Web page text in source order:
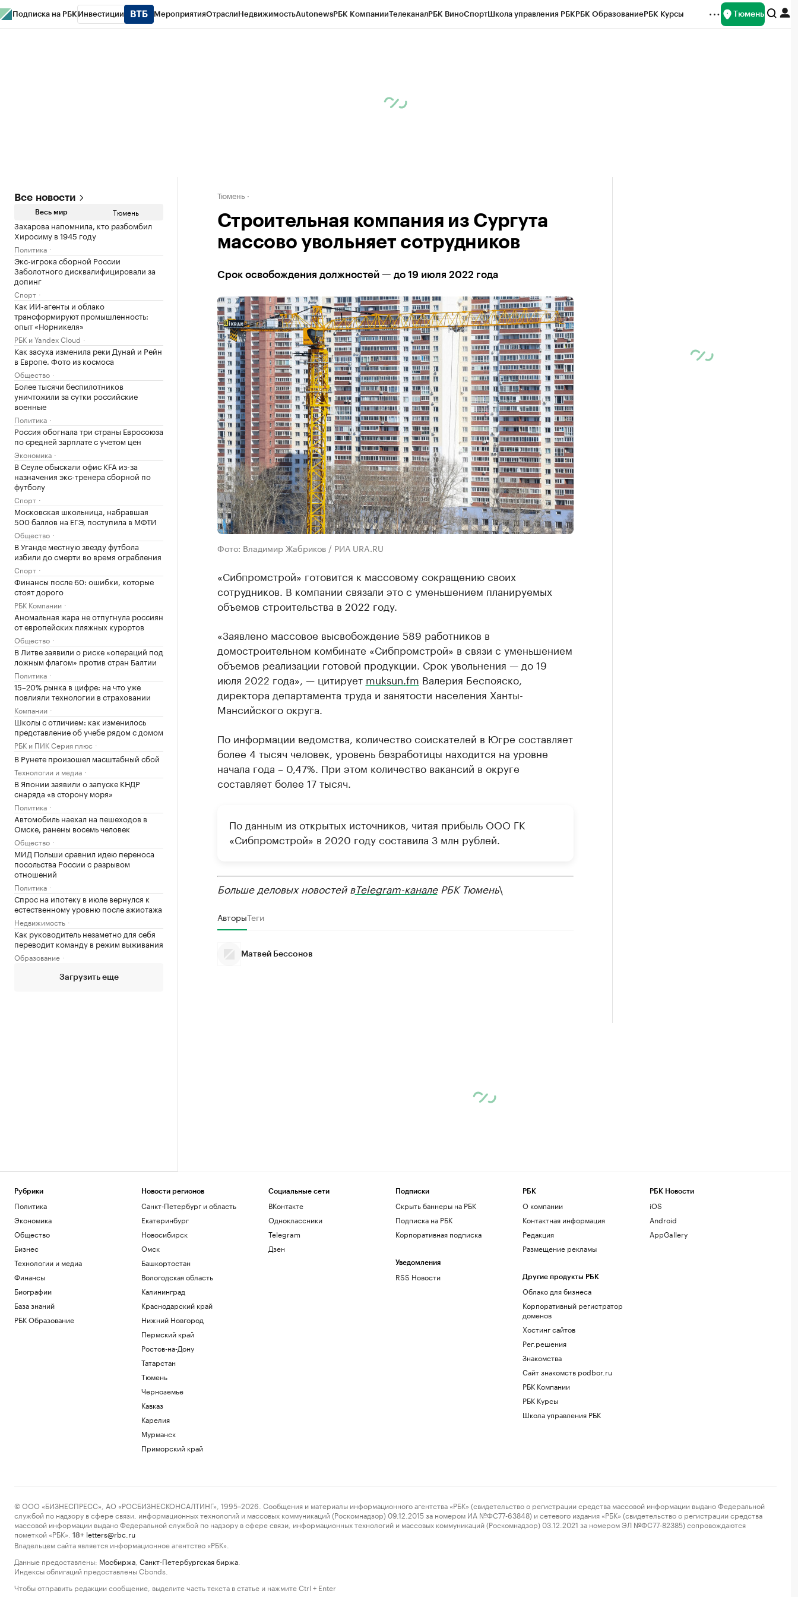
Подписка на РБК Инвестиции МероприятияОтраслиНедвижимостьAutonewsРБК КомпанииТелеканалРБК ВиноСпортШкола управления РБКРБК ОбразованиеРБК Курсы Тюмень
Все новости
Весь мир Тюмень
Захарова напомнила, кто разбомбил
Хиросиму в 1945 году
Политика
Экс-игрока сборной России
Заболотного дисквалифицировали за
допинг
Спорт
Как ИИ-агенты и облако
трансформируют промышленность:
опыт «Норникеля»
РБК и Yandex Cloud
Как засуха изменила реки Дунай и Рейн
в Европе. Фото из космоса
Общество
Более тысячи беспилотников
уничтожили за сутки российские
военные
Политика
Россия обогнала три страны Евросоюза
по средней зарплате с учетом цен
Экономика
В Сеуле обыскали офис KFA из-за
назначения экс-тренера сборной по
футболу
Спорт
Московская школьница, набравшая
500 баллов на ЕГЭ, поступила в МФТИ
Общество
В Уганде местную звезду футбола
избили до смерти во время ограбления
Спорт
Финансы после 60: ошибки, которые
стоят дорого
РБК Компании
Аномальная жара не отпугнула россиян
от европейских пляжных курортов
Общество
В Литве заявили о риске «операций под
ложным флагом» против стран Балтии
Политика
15–20% рынка в цифре: на что уже
повлияли технологии в страховании
Компании
Школы с отличием: как изменилось
представление об учебе рядом с домом
РБК и ПИК Серия плюс
В Рунете произошел масштабный сбой
Технологии и медиа
В Японии заявили о запуске КНДР
снаряда «в сторону моря»
Политика
Автомобиль наехал на пешеходов в
Омске, ранены восемь человек
Общество
МИД Польши сравнил идею переноса
посольства России с разрывом
отношений
Политика
Спрос на ипотеку в июле вернулся к
естественному уровню после ажиотажа
Недвижимость
Как руководитель незаметно для себя
переводит команду в режим выживания
Образование
Загрузить еще
Тюмень
Строительная компания из Сургута
массово увольняет сотрудников
Срок освобождения должностей — до 19 июля 2022 года
Фото: Владимир Жабриков / РИА URA.RU
«Сибпромстрой» готовится к массовому сокращению своих
сотрудников. В компании связали это с уменьшением планируемых
объемов строительства в 2022 году.
«Заявлено массовое высвобождение 589 работников в
домостроительном комбинате «Сибпромстрой» в связи с уменьшением
объемов реализации готовой продукции. Срок увольнения — до 19
июля 2022 года», — цитирует muksun.fm Валерия Беспояско,
директора департамента труда и занятости населения Ханты-
Мансийского округа.
По информации ведомства, количество соискателей в Югре составляет
более 4 тысяч человек, уровень безработицы находится на уровне
начала года – 0,47%. При этом количество вакансий в округе
составляет более 17 тысяч.
По данным из открытых источников, читая прибыль ООО ГК
«Сибпромстрой» в 2020 году составила 3 млн рублей.
Больше деловых новостей вTelegram-каналеРБК Тюмень\
АвторыТеги
Матвей Бессонов
Рубрики
Политика
Экономика
Общество
Бизнес
Технологии и медиа
Финансы
Биографии
База знаний
РБК Образование
Новости регионов
Санкт-Петербург и область
Екатеринбург
Новосибирск
Омск
Башкортостан
Вологодская область
Калининград
Краснодарский край
Нижний Новгород
Пермский край
Ростов-на-Дону
Татарстан
Тюмень
Черноземье
Кавказ
Карелия
Мурманск
Приморский край
Социальные сети
ВКонтакте
Одноклассники
Telegram
Дзен
Подписки
Скрыть баннеры на РБК
Подписка на РБК
Корпоративная подписка
Уведомления
RSS Новости
РБК
О компании
Контактная информация
Редакция
Размещение рекламы
Другие продукты РБК
Облако для бизнеса
Корпоративный регистратор
доменов
Хостинг сайтов
Рег.решения
Знакомства
Сайт знакомств podbor.ru
РБК Компании
РБК Курсы
Школа управления РБК
РБК Новости
iOS
Android
AppGallery
© ООО «БИЗНЕСПРЕСС», АО «РОСБИЗНЕСКОНСАЛТИНГ», 1995–2026. Сообщения и материалы информационного агентства «РБК» (свидетельство о регистрации средства массовой информации выдано Федеральной
службой по надзору в сфере связи, информационных технологий и массовых коммуникаций (Роскомнадзор) 09.12.2015 за номером ИА №ФС77-63848) и сетевого издания «РБК» (свидетельство о регистрации средства
массовой информации выдано Федеральной службой по надзору в сфере связи, информационных технологий и массовых коммуникаций (Роскомнадзор) 03.12.2021 за номером ЭЛ №ФС77-82385) сопровождаются
пометкой «РБК».
18+ letters@rbc.ru
Владельцем сайта является информационное агентство «РБК».
Данные предоставлены: Мосбиржа Санкт-Петербургская биржа
Индексы облигаций предоставлены Cbonds.
Чтобы отправить редакции сообщение, выделите часть текста в статье и нажмите Ctrl + Enter